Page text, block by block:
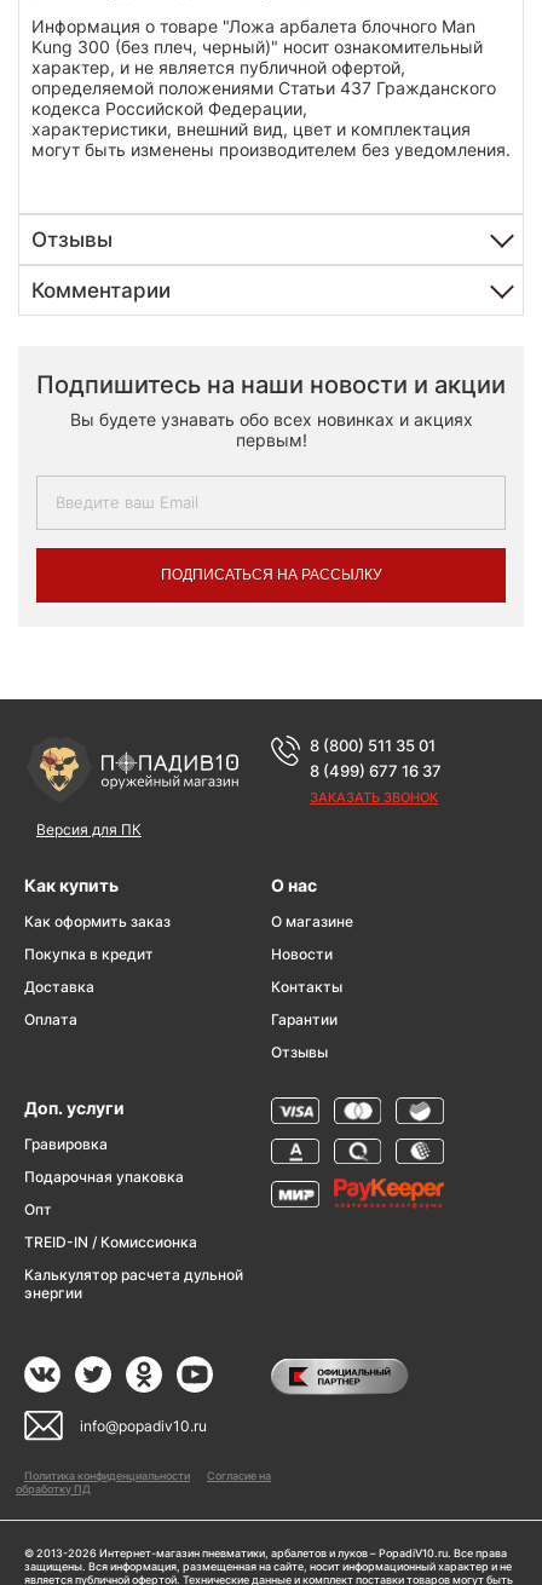
Информация о товаре "Ложа арбалета блочного Man
Kung 300 (без плеч, черный)" носит ознакомительный
характер, и не является публичной офертой,
определяемой положениями Статьи 437 Гражданского
кодекса Российской Федерации,
характеристики, внешний вид, цвет и комплектация
могут быть изменены производителем без уведомления.
Отзывы
Комментарии
Подпишитесь на наши новости и акции
Вы будете узнавать обо всех новинках и акциях
первым!
ПОДПИСАТЬСЯ НА РАССЫЛКУ
Версия для ПК
8 (800) 511 35 01
8 (499) 677 16 37
ЗАКАЗАТЬ ЗВОНОК
Как купить
Как оформить заказ
Покупка в кредит
Доставка
Оплата
О нас
О магазине
Новости
Контакты
Гарантии
Отзывы
Доп. услуги
Гравировка
Подарочная упаковка
Опт
TREID-IN / Комиссионка
Калькулятор расчета дульной
энергии
info@popadiv10.ru
Политика конфиденциальности
Согласие на
обработку ПД
© 2013-2026 Интернет-магазин пневматики, арбалетов и луков – PopadiV10.ru. Все права
защищены. Вся информация, размещенная на сайте, носит информационный характер и не
является публичной офертой. Технические данные и комплект поставки товаров могут быть